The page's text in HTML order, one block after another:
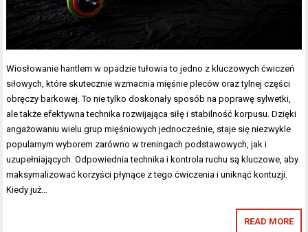
Wiosłowanie hantlem w opadzie tułowia to jedno z kluczowych ćwiczeń
siłowych, które skutecznie wzmacnia mięśnie pleców oraz tylnej części
obręczy barkowej. To nie tylko doskonały sposób na poprawę sylwetki,
ale także efektywna technika rozwijająca siłę i stabilność korpusu. Dzięki
angażowaniu wielu grup mięśniowych jednocześnie, staje się niezwykle
popularnym wyborem zarówno w treningach podstawowych, jak i
uzupełniających. Odpowiednia technika i kontrola ruchu są kluczowe, aby
maksymalizować korzyści płynące z tego ćwiczenia i uniknąć kontuzji.
Kiedy już…
READ MORE